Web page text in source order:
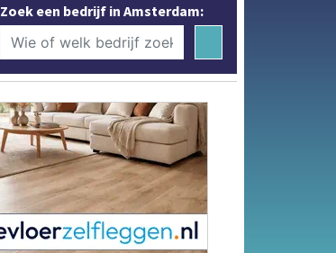
Zoek een bedrijf in Amsterdam: